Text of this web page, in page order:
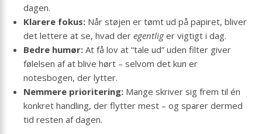
dagen.
Klarere fokus: Når støjen er tømt ud på papiret, bliver
det lettere at se, hvad der egentliger vigtigt i dag.
Bedre humør: At få lov at “tale ud” uden filter giver
følelsen af at blive hørt – selvom det kun er
notesbogen, der lytter.
Nem­mere prioritering: Mange skriver sig frem til én
konkret handling, der flytter mest – og sparer dermed
tid resten af dagen.